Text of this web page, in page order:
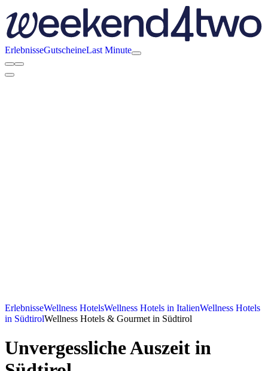
ErlebnisseGutscheineLast Minute
ErlebnisseWellness HotelsWellness Hotels in ItalienWellness Hotels
in SüdtirolWellness Hotels & Gourmet in Südtirol
Unvergessliche Auszeit in